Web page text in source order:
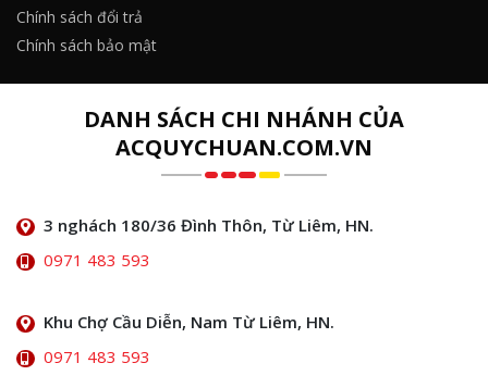
Chính sách đổi trả
Chính sách bảo mật
DANH SÁCH CHI NHÁNH CỦA
ACQUYCHUAN.COM.VN
3 nghách 180/36 Đình Thôn, Từ Liêm, HN.
0971 483 593
Khu Chợ Cầu Diễn, Nam Từ Liêm, HN.
0971 483 593